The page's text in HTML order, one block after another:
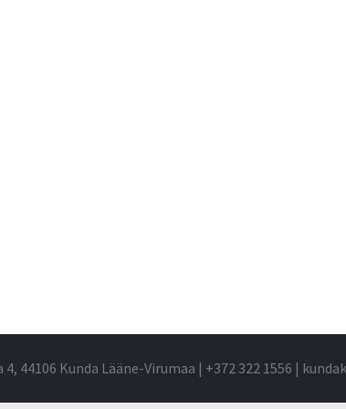
44106 Kunda Lääne-Virumaa | +372 322 1556 |